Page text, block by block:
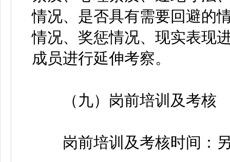
情况、是否具有需要回避的
情况、奖惩情况、现实表现
成员进行延伸考察。
（九）岗前培训及考核
岗前培训及考核时间：